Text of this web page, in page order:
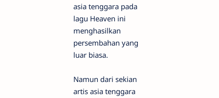
asia tenggara pada
lagu Heaven ini
menghasilkan
persembahan yang
luar biasa.
Namun dari sekian
artis asia tenggara